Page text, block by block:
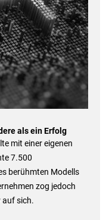
als ein Erfolg
mit einer eigenen
7.500
berühmten Modells
zog jedoch
auf sich.